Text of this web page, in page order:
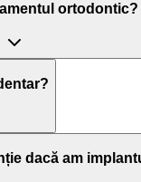
ortodontic?
dacă am